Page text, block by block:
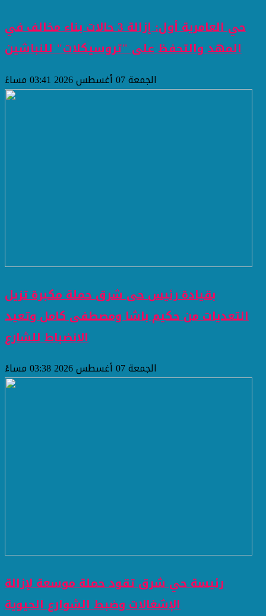
حي العامرية أول: إزالة 3 حالات بناء مخالف في
المهد والتحفظ على "تروسيكلات" للنباشين
الجمعة 07 أغسطس 2026 03:41 مساءً
بقيادة رئيس حى شرق حملة مكبرة تزيل
التعديات من حكيم باشا ومصطفى كامل وتعيد
الانضباط للشارع
الجمعة 07 أغسطس 2026 03:38 مساءً
رئيسة حي شرق تقود حملة موسعة لإزالة
الإشغالات وضبط الشوارع الحيوية